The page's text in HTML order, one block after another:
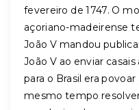
fevereiro de 1747. O
açoriano-madeirense
João V mandou
João V ao enviar
para o Brasil era povoar
mesmo tempo